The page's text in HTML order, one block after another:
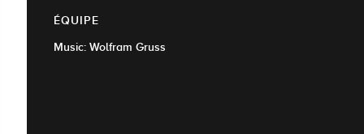
ÉQUIPE
Music: Wolfram Gruss